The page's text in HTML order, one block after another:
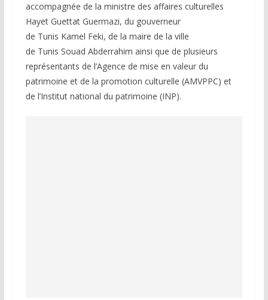
accompagnée de la ministre des affaires culturelles
Hayet Guettat Guermazi, du gouverneur
de Tunis Kamel Feki, de la maire de la ville
de Tunis Souad Abderrahim ainsi que de plusieurs
représentants de l’Agence de mise en valeur du
patrimoine et de la promotion culturelle (AMVPPC) et
de l’Institut national du patrimoine (INP).